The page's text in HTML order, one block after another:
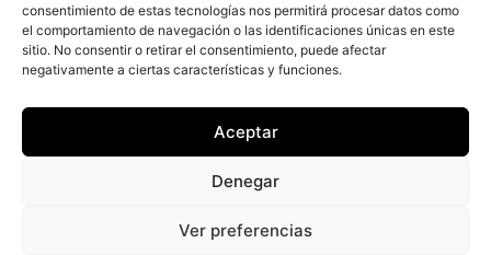
consentimiento de estas tecnologías nos permitirá procesar datos como
el comportamiento de navegación o las identificaciones únicas en este
sitio. No consentir o retirar el consentimiento, puede afectar
negativamente a ciertas características y funciones.
Aceptar
Denegar
Ver preferencias
automóviles - C/ Fernández de la Hoz 70, 1ºB - 28003 - Madrid
fleetpeople@fleetpeople.es